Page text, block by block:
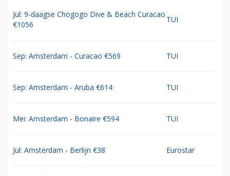
Jul: 9-daagse Chogogo Dive & Beach Curacao
€1056
TUI
Sep: Amsterdam - Curacao €569 TUI
Sep: Amsterdam - Aruba €614 TUI
Mei: Amsterdam - Bonaire €594 TUI
Jul: Amsterdam - Berlijn €38 Eurostar